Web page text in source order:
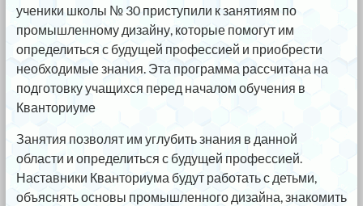
ученики школы № 30 приступили к занятиям по
промышленному дизайну, которые помогут им
определиться с будущей профессией и приобрести
необходимые знания. Эта программа рассчитана на
подготовку учащихся перед началом обучения в
Кванториуме
Занятия позволят им углубить знания в данной
области и определиться с будущей профессией.
Наставники Кванториума будут работать с детьми,
объяснять основы промышленного дизайна, знакомить